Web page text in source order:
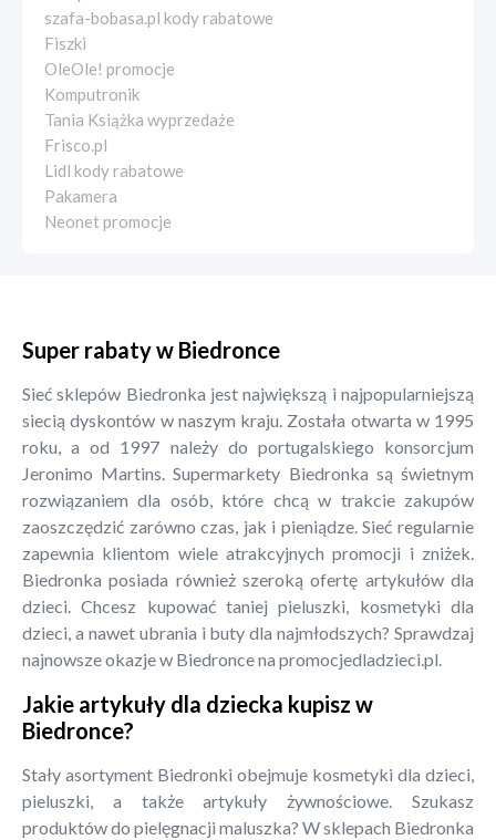
szafa-bobasa.pl kody rabatowe
Fiszki
OleOle! promocje
Komputronik
Tania Książka wyprzedaże
Frisco.pl
Lidl kody rabatowe
Pakamera
Neonet promocje
Super rabaty w Biedronce
Sieć sklepów Biedronka jest największą i najpopularniejszą
siecią dyskontów w naszym kraju. Została otwarta w 1995
roku, a od 1997 należy do portugalskiego konsorcjum
Jeronimo Martins. Supermarkety Biedronka są świetnym
rozwiązaniem dla osób, które chcą w trakcie zakupów
zaoszczędzić zarówno czas, jak i pieniądze. Sieć regularnie
zapewnia klientom wiele atrakcyjnych promocji i zniżek.
Biedronka posiada również szeroką ofertę artykułów dla
dzieci. Chcesz kupować taniej pieluszki, kosmetyki dla
dzieci, a nawet ubrania i buty dla najmłodszych? Sprawdzaj
najnowsze okazje w Biedronce na promocjedladzieci.pl.
Jakie artykuły dla dziecka kupisz w
Biedronce?
Stały asortyment Biedronki obejmuje kosmetyki dla dzieci,
pieluszki, a także artykuły żywnościowe. Szukasz
produktów do pielęgnacji maluszka? W sklepach Biedronka